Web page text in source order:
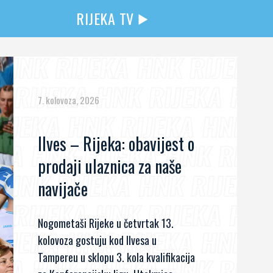
RIJEKA TV
7. kolovoza, 2026
Ilves – Rijeka: obavijest o
prodaji ulaznica za naše
navijače
Nogometaši Rijeke u četvrtak 13.
kolovoza gostuju kod Ilvesa u
Tampereu u sklopu 3. kola kvalifikacija